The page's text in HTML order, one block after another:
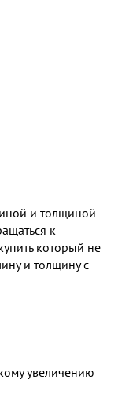
и толщиной
к
который не
и толщину с
увеличению